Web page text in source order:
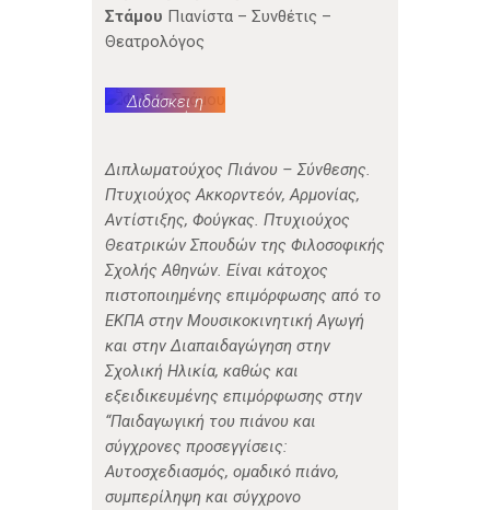
Στάμου Πιανίστα – Συνθέτις –
Θεατρολόγος
Διδάσκει η
μουσικός
Διπλωματούχος Πιάνου – Σύνθεσης.
Πτυχιούχος Ακκορντεόν, Αρμονίας,
Αντίστιξης, Φούγκας. Πτυχιούχος
Θεατρικών Σπουδών της Φιλοσοφικής
Σχολής Αθηνών. Είναι κάτοχος
πιστοποιημένης επιμόρφωσης από το
ΕΚΠΑ στην Μουσικοκινητική Αγωγή
και στην Διαπαιδαγώγηση στην
Σχολική Ηλικία, καθώς και
εξειδικευμένης επιμόρφωσης στην
“Παιδαγωγική του πιάνου και
σύγχρονες προσεγγίσεις:
Αυτοσχεδιασμός, ομαδικό πιάνο,
συμπερίληψη και σύγχρονο